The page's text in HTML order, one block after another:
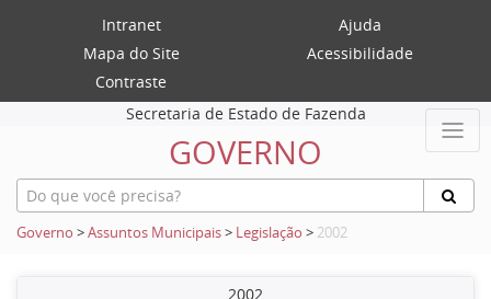
Intranet
Ajuda
Mapa do Site
Acessibilidade
Contraste
Secretaria de Estado de Fazenda
GOVERNO
Governo >Assuntos Municipais> Legislação > 2002
2002